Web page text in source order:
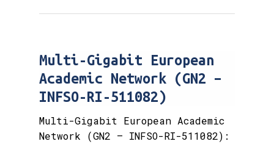
Multi-Gigabit European
Academic Network (GN2 –
INFSO-RI-511082)
Multi-Gigabit European Academic
Network (GN2 – INFSO-RI-511082):